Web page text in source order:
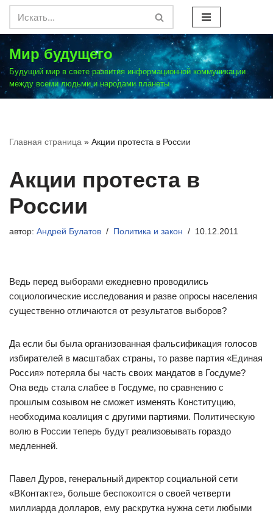
Перейти
к
содержимому
Мир будущего
Будущий мир в свете развития информационной коммуникации
между всеми людьми и народами планеты
Главная страница » Акции протеста в России
Акции протеста в
России
автор: Андрей Булатов Политика и закон 10.12.2011
Ведь перед выборами ежедневно проводились
социологические исследования и разве опросы населения
существенно отличаются от результатов выборов?
Да если бы была организованная фальсификация голосов
избирателей в масштабах страны, то разве партия «Единая
Россия» потеряла бы часть своих мандатов в Госдуме?
Она ведь стала слабее в Госдуме, по сравнению с
прошлым созывом не сможет изменять Конституцию,
необходима коалиция с другими партиями. Политическую
волю в России теперь будут реализовывать гораздо
медленней.
Павел Дуров, генеральный директор социальной сети
«ВКонтакте», больше беспокоится о своей четверти
миллиарда долларов, ему раскрутка нужна сети любыми